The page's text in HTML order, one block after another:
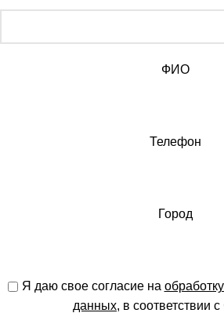
ФИО
Телефон
Город
Я даю свое согласие на
данных, в соответствии